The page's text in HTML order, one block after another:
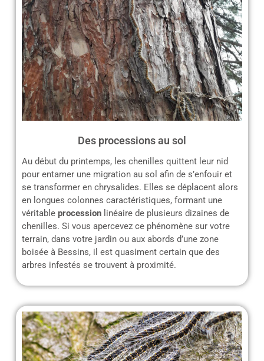
Des processions au sol
Au début du printemps, les chenilles quittent leur nid
pour entamer une migration au sol afin de s’enfouir et
se transformer en chrysalides. Elles se déplacent alors
en longues colonnes caractéristiques, formant une
véritable procession linéaire de plusieurs dizaines de
chenilles. Si vous apercevez ce phénomène sur votre
terrain, dans votre jardin ou aux abords d’une zone
boisée à Bessins, il est quasiment certain que des
arbres infestés se trouvent à proximité.